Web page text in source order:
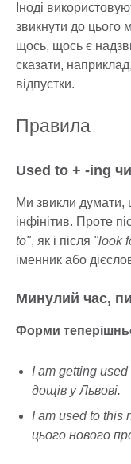
Іноді
звикнути до цього
щось, щось є
сказати,
відпустки.
Правила
Used to + -ing
Ми звикли думати,
інфінітив. Проте
to", як і після "look
іменник або
Минулий час,
Форми
I am getting
дощів у Львові.
I am used to this
цього нового